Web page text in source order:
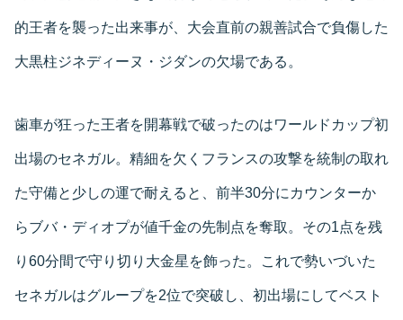
的王者を襲った出来事が、大会直前の親善試合で負傷した
大黒柱ジネディーヌ・ジダンの欠場である。
歯車が狂った王者を開幕戦で破ったのはワールドカップ初
出場のセネガル。精細を欠くフランスの攻撃を統制の取れ
た守備と少しの運で耐えると、前半30分にカウンターか
らブバ・ディオプが値千金の先制点を奪取。その1点を残
り60分間で守り切り大金星を飾った。これで勢いづいた
セネガルはグループを2位で突破し、初出場にしてベスト